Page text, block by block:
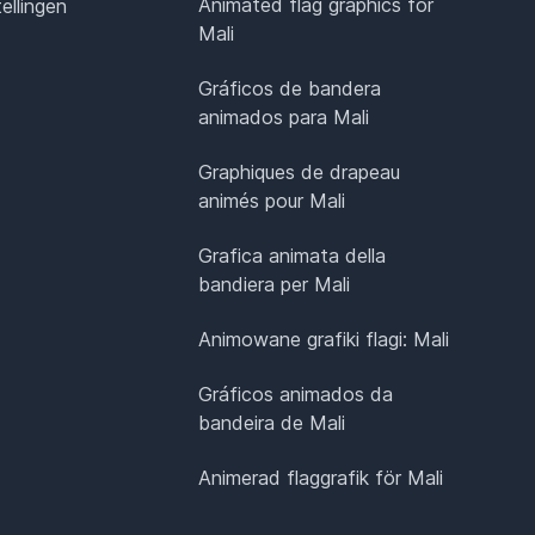
Animated flag graphics for
Mali
Gráficos de bandera
animados para Mali
Graphiques de drapeau
animés pour Mali
Grafica animata della
bandiera per Mali
Animowane grafiki flagi: Mali
Gráficos animados da
bandeira de Mali
Animerad flaggrafik för Mali